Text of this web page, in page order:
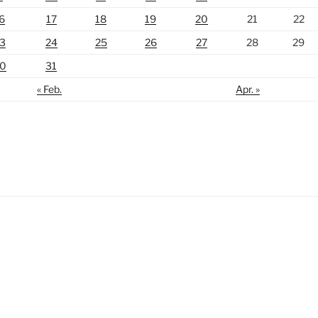
17 18 19 20 21
22
24 25 26 27 28
29
31
« Feb.
Apr. »